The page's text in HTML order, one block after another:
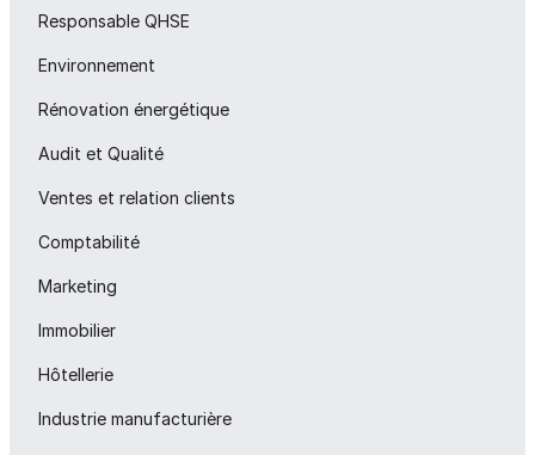
Responsable QHSE
Environnement
Rénovation énergétique
Audit et Qualité
Ventes et relation clients
Comptabilité
Marketing
Immobilier
Hôtellerie
Industrie manufacturière